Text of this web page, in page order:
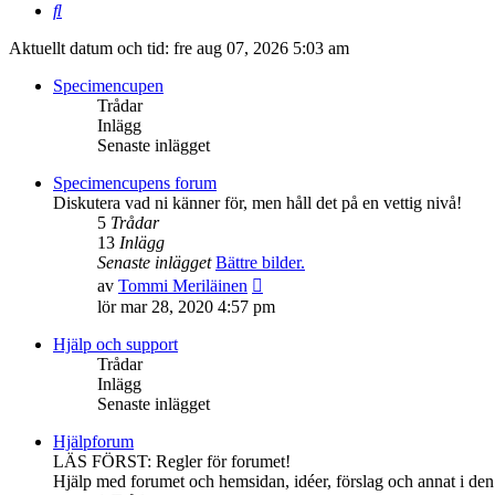
Sök
Aktuellt datum och tid: fre aug 07, 2026 5:03 am
Specimencupen
Trådar
Inlägg
Senaste inlägget
Specimencupens forum
Diskutera vad ni känner för, men håll det på en vettig nivå!
5 Trådar
13 Inlägg
Senaste inlägget Bättre bilder.
av Tommi Meriläinen
till
lör mar 28, 2020 4:57 pm
Hjälp och support
Trådar
Inlägg
Senaste inlägget
Hjälpforum
LÄS FÖRST: Regler för forumet!
Hjälp med forumet och hemsidan, idéer, förslag och annat i